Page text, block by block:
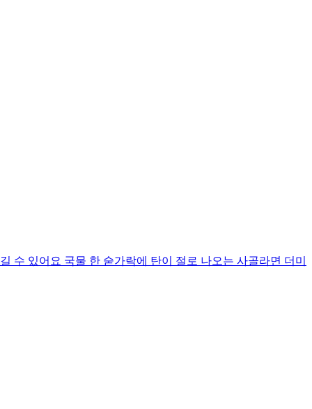
수 있어요 국물 한 숟가락에 탄이 절로 나오는 사골라면 더미